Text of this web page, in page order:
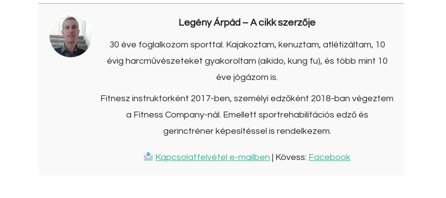
Legény Árpád – A cikk szerzője
30 éve foglalkozom sporttal. Kajakoztam, kenuztam, atlétizáltam, 10
évig harcművészeteket gyakoroltam (aikido, kung fu), és több mint 10
éve jógázom is.
Fitnesz instruktorként 2017-ben, személyi edzőként 2018-ban végeztem
a Fitness Company-nál. Emellett sportrehabilitációs edző és
gerinctréner képesítéssel is rendelkezem.
Kapcsolatfelvétel e-mailben | Kövess: Facebook